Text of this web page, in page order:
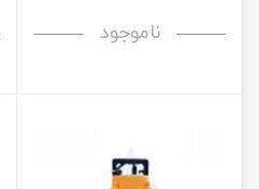
ناموجود